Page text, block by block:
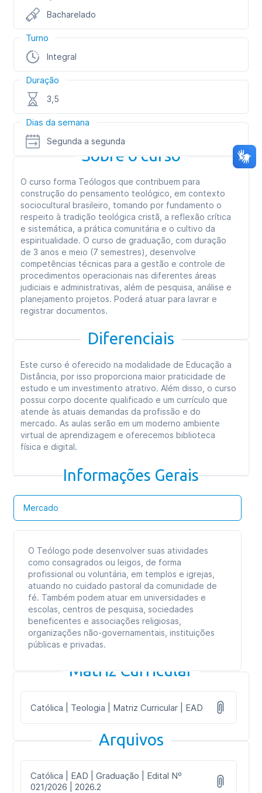
Bacharelado
Turno
Integral
Duração
3,5
Dias da semana
Segunda a segunda
Sobre o curso
O curso forma Teólogos que contribuem para
construção do pensamento teológico, em contexto
sociocultural brasileiro, tomando por fundamento o
respeito à tradição teológica cristã, a reflexão crítica
e sistemática, a prática comunitária e o cultivo da
espiritualidade. O curso de graduação, com duração
de 3 anos e meio (7 semestres), desenvolve
competências técnicas para a gestão e controle de
procedimentos operacionais nas diferentes áreas
judiciais e administrativas, além de pesquisa, análise e
planejamento projetos. Poderá atuar para lavrar e
registrar documentos.
Diferenciais
Este curso é oferecido na modalidade de Educação a
Distância, por isso proporciona maior praticidade de
estudo e um investimento atrativo. Além disso, o curso
possui corpo docente qualificado e um currículo que
atende às atuais demandas da profissão e do
mercado. As aulas serão em um moderno ambiente
virtual de aprendizagem e oferecemos biblioteca
física e digital.
Informações Gerais
Mercado
O Teólogo pode desenvolver suas atividades
como consagrados ou leigos, de forma
profissional ou voluntária, em templos e igrejas,
atuando no cuidado pastoral da comunidade de
fé. Também podem atuar em universidades e
escolas, centros de pesquisa, sociedades
beneficentes e associações religiosas,
organizações não-governamentais, instituições
públicas e privadas.
Matriz Curricular
Católica | Teologia | Matriz Curricular | EAD
Arquivos
Católica | EAD | Graduação | Edital Nº
021/2026 | 2026.2